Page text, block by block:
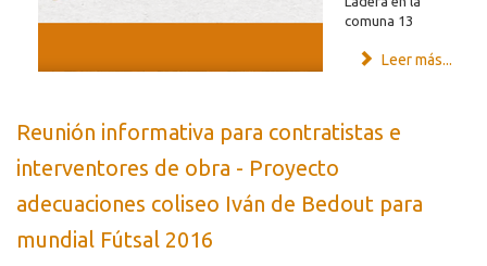
comuna 13
Leer más...
Reunión informativa para contratistas e
interventores de obra - Proyecto
adecuaciones coliseo Iván de Bedout para
mundial Fútsal 2016